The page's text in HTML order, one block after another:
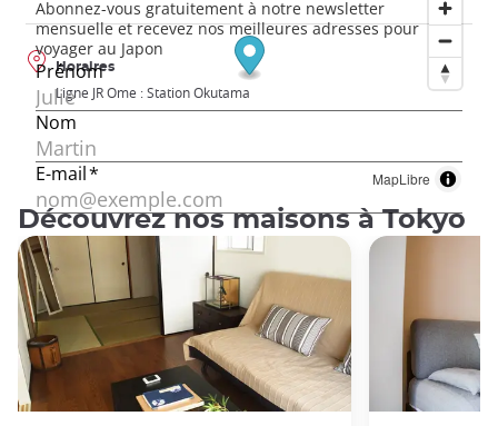
MapLibre
Horaires
Ligne JR Ome : Station Okutama
Découvrez nos maisons à Tokyo